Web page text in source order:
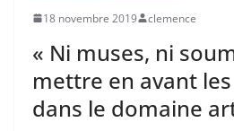
18 novembre 2019 clemence
« Ni muses, ni
mettre en avant
dans le domaine